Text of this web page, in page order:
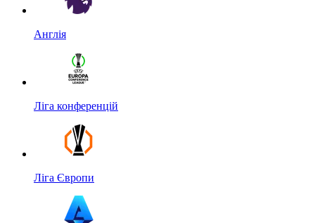
Англія
Ліга конференцій
Ліга Європи